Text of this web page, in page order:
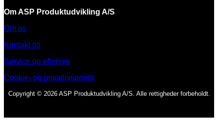
Om ASP Produktudvikling A/S
Om os
Kontakt os
Service og eftersyn
Cookie- og privatlivspolitik
Copyright © 2026 ASP Produktudvikling A/S. Alle rettigheder forbeholdt.